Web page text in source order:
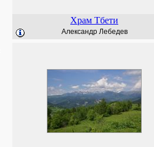
Храм Тбети
Александр Лебедев